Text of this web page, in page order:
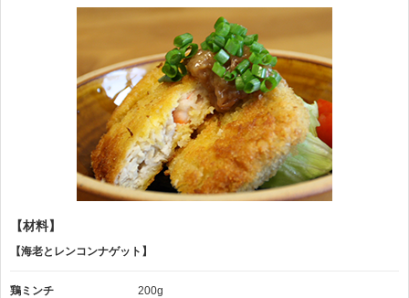
【材料】
【海老とレンコンナゲット】
鶏ミンチ 200g